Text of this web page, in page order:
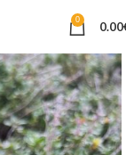
0 0.00